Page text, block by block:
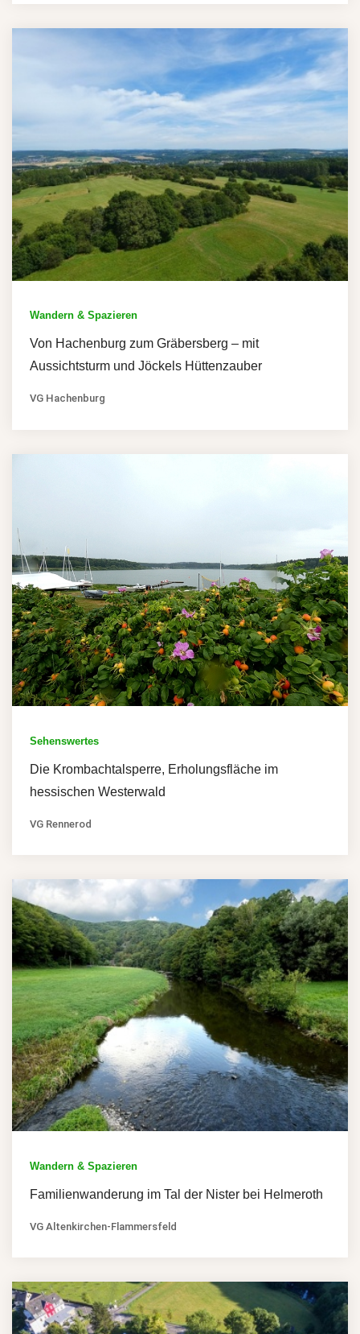
Wandern & Spazieren
Von Hachenburg zum Gräbersberg – mit
Aussichtsturm und Jöckels Hüttenzauber
VG Hachenburg
Sehenswertes
Die Krombachtalsperre, Erholungsfläche im
hessischen Westerwald
VG Rennerod
Wandern & Spazieren
Familienwanderung im Tal der Nister bei Helmeroth
VG Altenkirchen-Flammersfeld